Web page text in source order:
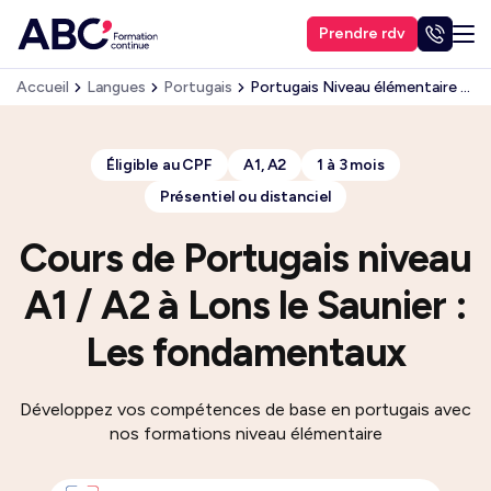
Prendre rdv
Accueil Langues Portugais Portugais Niveau élémentaire (A1, A2)
Cours de Portugais niveau
A1 / A2 à Lons le Saunier :
Les fondamentaux
Éligible au CPF A1, A2
1 à 3 mois
Présentiel ou distanciel
Développez vos compétences de base en portugais avec
nos formations niveau élémentaire